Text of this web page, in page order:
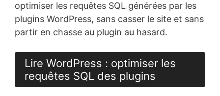
optimiser les requêtes SQL générées par les
plugins WordPress, sans casser le site et sans
partir en chasse au plugin au hasard.
Lire WordPress : optimiser les
requêtes SQL des plugins